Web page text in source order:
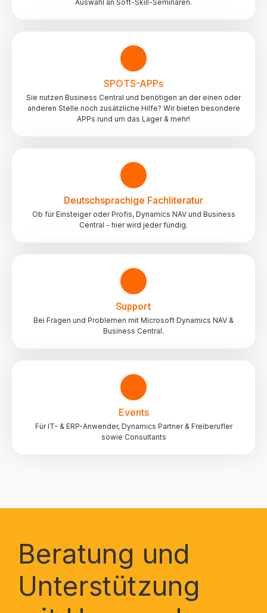
Auswahl an Soft-Skill-Seminaren.
SPOTS-APPs
Sie nutzen Business Central und benötigen an der einen oder
anderen Stelle noch zusätzliche Hilfe? Wir bieten besondere
APPs rund um das Lager & mehr!
Deutschsprachige Fachliteratur
Ob für Einsteiger oder Profis, Dynamics NAV und Business
Central - hier wird jeder fündig.
Support
Bei Fragen und Problemen mit Microsoft Dynamics NAV &
Business Central.
Events
Für IT- & ERP-Anwender, Dynamics Partner & Freiberufler
sowie Consultants
Beratung und
Unterstützung